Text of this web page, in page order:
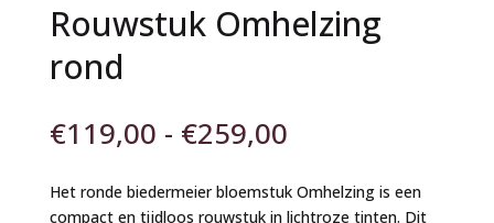
Rouwstuk Omhelzing
rond
€119,00 - €259,00Prijsklasse:
tot
€259,00
Het ronde biedermeier bloemstuk Omhelzing is een
compact en tijdloos rouwstuk in lichtroze tinten. Dit